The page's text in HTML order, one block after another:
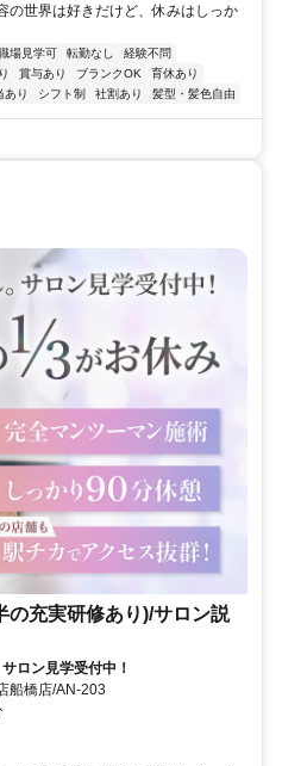
の世界は好きだけど、休みはしっか
場見学可 転勤なし
経験不問
賞与あり ブランクOK
育休あり
あり シフト制 社割あり 髪型・髪色自由
の充実研修あり)/サロン説
ロン見学受付中！
船橋店/AN-203